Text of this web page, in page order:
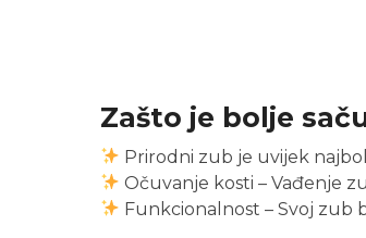
Zašto je bolje
Prirodni zub je uvijek
Očuvanje kosti – Vađenje
Funkcionalnost – Svoj zub